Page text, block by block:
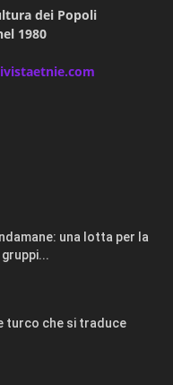
dei Popoli
1980
una lotta per la
turco che si traduce